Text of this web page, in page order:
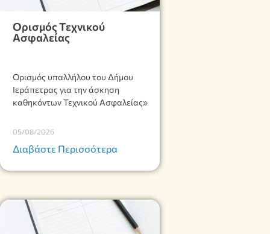
Ορισμός Τεχνικού
Ασφαλείας
Ορισμός υπαλλήλου του Δήμου
Ιεράπετρας για την άσκηση
καθηκόντων Τεχνικού Ασφαλείας»
05/08/2026
Διαβάστε Περισσότερα